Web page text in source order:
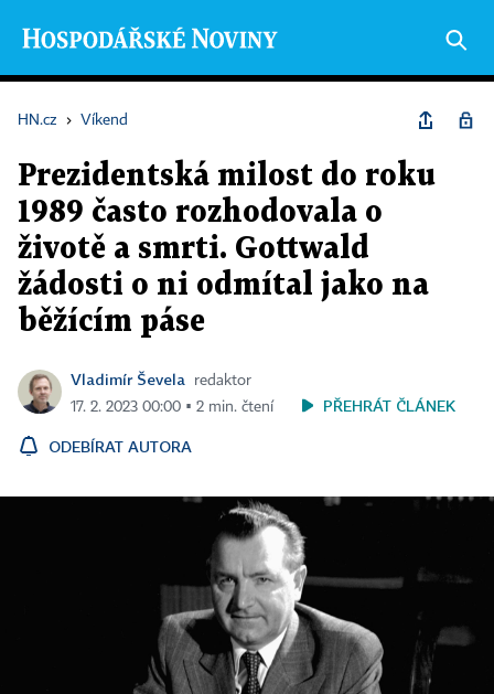
HN.cz › Víkend
Prezidentská milost do roku
1989 často rozhodovala o
životě a smrti. Gottwald
žádosti o ni odmítal jako na
běžícím páse
Vladimír Ševela
redaktor
17. 2. 2023 00:00 ▪ 2 min. čtení
PŘEHRÁT ČLÁNEK
ODEBÍRAT AUTORA